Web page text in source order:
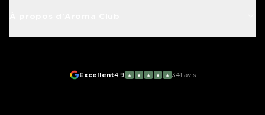
Excellent4.9 ★ ★ ★ ★ ★ 341 avis